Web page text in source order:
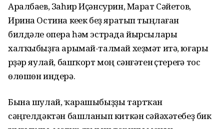
Аралбаев, Заһир Иҫәнсурин, Марат Сәйетов,
Ирина Остина кеүек беҙ яратып тыңлаған
билдәле опера һәм эстрада йырсылары
халҡыбыҙға арымай-талмай хеҙмәт итә, юғары
үрҙәр яулай, башҡорт моң сәнғәтен үҫтереүгә тос
өлөшөн индерә.
Бына шулай, ҡарашыбыҙҙы тартҡан
сәңгелдәктән башланып киткән сәйәхәтебеҙ бик